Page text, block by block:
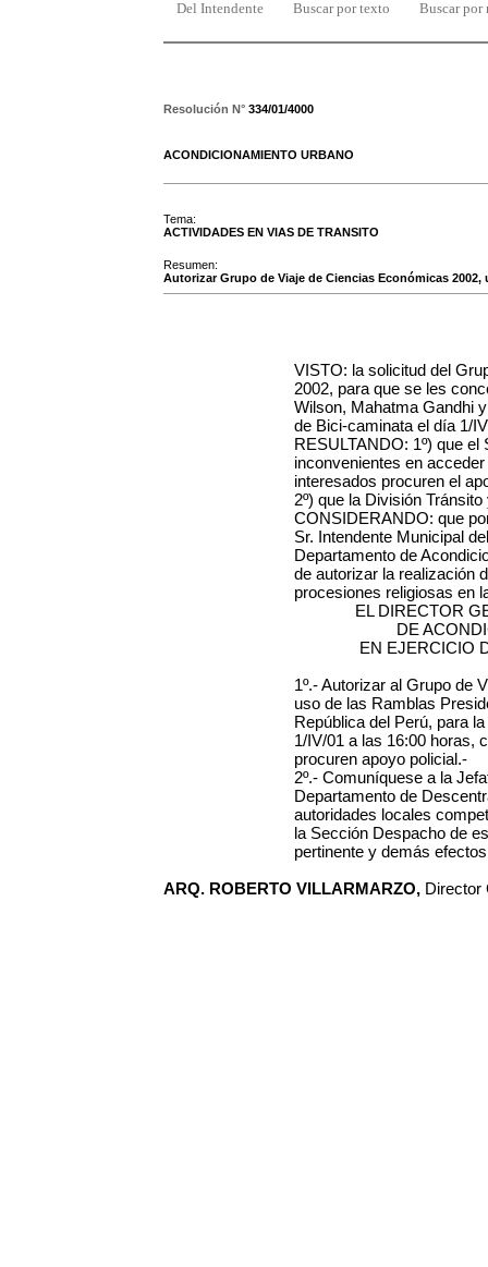
Del Intendente Buscar por texto Buscar por
Resolución N° 334/01/4000
ACONDICIONAMIENTO URBANO
Tema:
ACTIVIDADES EN VIAS DE TRANSITO
Resumen:
Autorizar Grupo de Viaje de Ciencias Económicas
VISTO: la solicitud del
2002, para que se les
Wilson, Mahatma Gandhi
de Bici-caminata el día 1/
RESULTANDO: 1º) que
inconvenientes en
interesados procuren el
2º) que la División
CONSIDERANDO: que
Sr. Intendente Municipal
Departamento de
de autorizar la realización
procesiones religiosas en
EL DIRECTOR
DE
EN EJERCICIO
1º.- Autorizar al Grupo de
uso de las Ramblas
República del Perú, para
1/IV/01 a las 16:00 horas,
procuren apoyo policial.-
2º.- Comuníquese a la
Departamento de
autoridades locales
la Sección Despacho de
pertinente y demás
ARQ. ROBERTO VILLARMARZO, Director